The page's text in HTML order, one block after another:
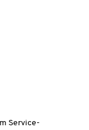
Service-